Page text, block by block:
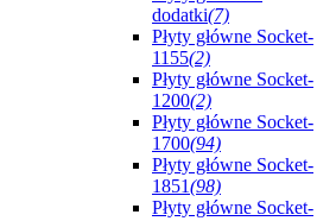
dodatki(7)
Płyty główne Socket-
1155(2)
Płyty główne Socket-
1200(2)
Płyty główne Socket-
1700(94)
Płyty główne Socket-
1851(98)
Płyty główne Socket-